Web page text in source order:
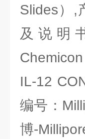
Slides）,
及说明
Chemicon
IL-12
编号：
博-